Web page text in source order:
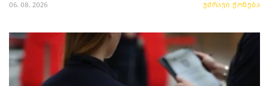
06. 08. 2026 უძრავი ქონება